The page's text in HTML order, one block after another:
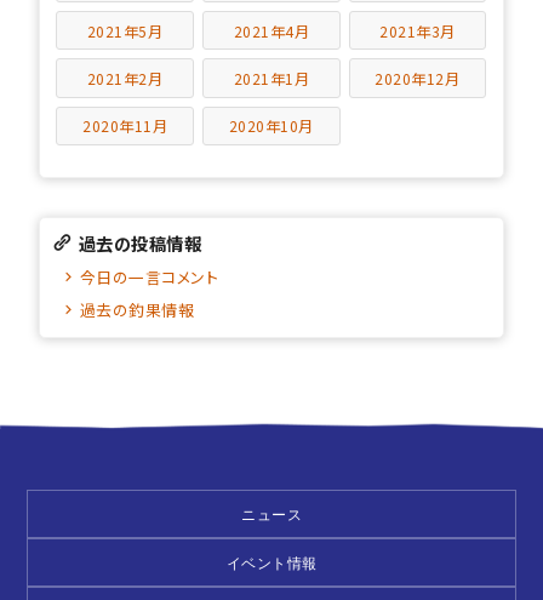
2021年5月 2021年4月 2021年3月
2021年2月 2021年1月 2020年12月
2020年11月 2020年10月
過去の投稿情報
今日の一言コメント
過去の釣果情報
ニュース
イベント情報